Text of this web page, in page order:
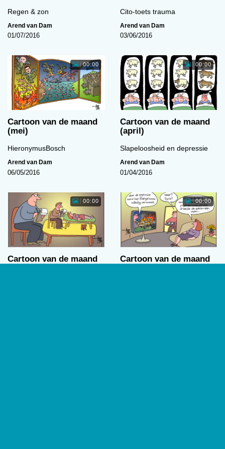
Regen & zon
Arend van Dam
01/07/2016
Cito-toets trauma
Arend van Dam
03/06/2016
00:00
Cartoon van de maand
(mei)
HieronymusBosch
Arend van Dam
06/05/2016
00:00
Cartoon van de maand
(april)
Slapeloosheid en depressie
Arend van Dam
01/04/2016
00:00
Cartoon van de maand
00:00
Cartoon van de maand